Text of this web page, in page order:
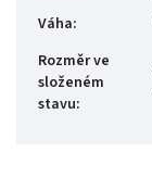
Váha:
Rozměr ve
složeném
stavu: